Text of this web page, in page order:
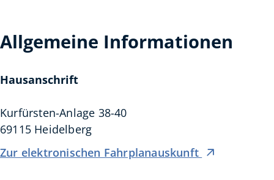
Allgemeine Informationen
Hausanschrift
Kurfürsten-Anlage 38-40
69115 Heidelberg
Zur elektronischen Fahrplanauskunft